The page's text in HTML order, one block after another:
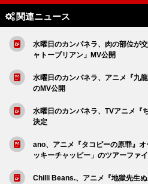
関連ニュース
水曜日のカンパネラ、肉の部位が
ャトーブリアン」MV公開
水曜日のカンパネラ、アニメ『九
のMV公開
水曜日のカンパネラ、TVアニメ『
決定
ano、アニメ『タコピーの原罪』
ッキーチャッピー」のツアーファ
Chilli Beans.、アニメ『地獄先生